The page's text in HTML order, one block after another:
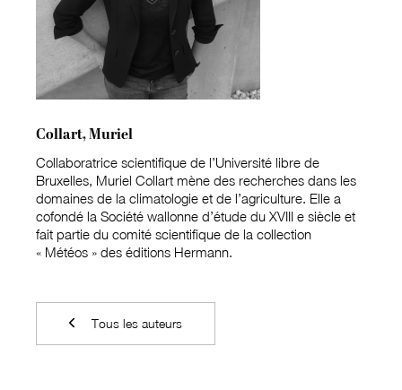
Collart, Muriel
Collaboratrice scientifique de l’Université libre de
Bruxelles, Muriel Collart mène des recherches dans les
domaines de la climatologie et de l’agriculture. Elle a
cofondé la Société wallonne d’étude du XVIII e siècle et
fait partie du comité scientifique de la collection
« Météos » des éditions Hermann.
Tous les auteurs